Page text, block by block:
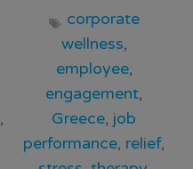
,
corporate
wellness,
employee,
engagement,
Greece, job
performance, relief,